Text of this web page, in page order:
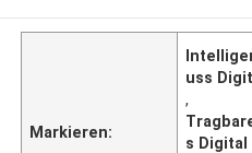
Markieren:
uss
,
s Digital